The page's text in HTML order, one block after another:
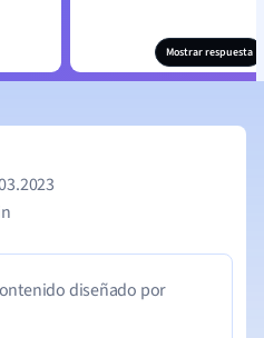
Mostrar respuesta
diseñado por